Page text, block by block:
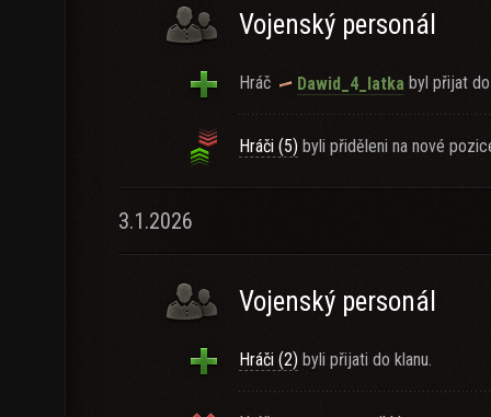
Vojenský personál
Hráč Dawid_4_latka byl přijat do
Hráči (5) byli přiděleni na nové
3.1.2026
Vojenský personál
Hráči (2) byli přijati do klanu.